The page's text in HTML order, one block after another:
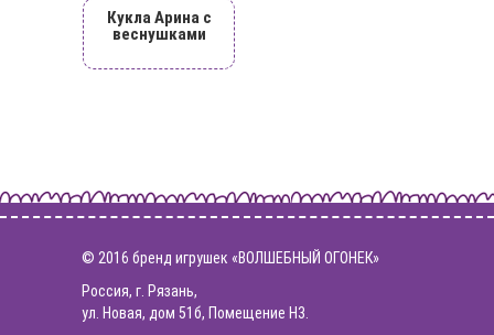
Кукла Арина с
веснушками
© 2016 бренд игрушек «ВОЛШЕБНЫЙ ОГОНЕК»
Россия, г. Рязань,
ул. Новая, дом 51б, Помещение Н3.